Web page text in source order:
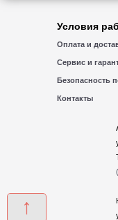
↑
Условия
Оплата и
Сервис и
Безопасность
Контакты